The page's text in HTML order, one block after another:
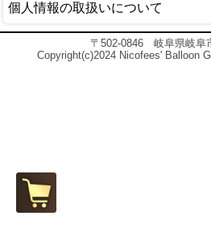
個人情報の取扱いについて
〒502-0846 岐阜県岐阜
Copyright(c)2024 Nicofees' Balloon